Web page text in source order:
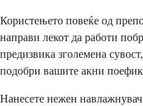
Користењето повеќе од
направи лекот да работи
предизвика зголемена
подобри вашите акни
Нанесете нежен